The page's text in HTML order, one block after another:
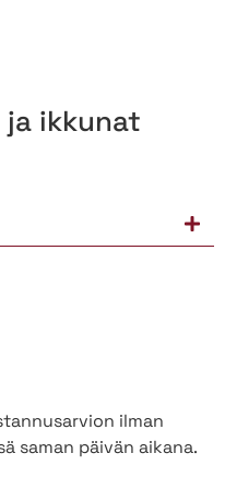
ikkunat
ilman
saman päivän aikana.